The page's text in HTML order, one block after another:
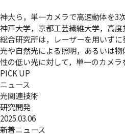
神大ら，単一カメラで高速動体を3
神戸大学，京都工芸繊維大学，高
総合研究所は，レーザーを用いず
光や自然光による照明，あるいは
性の低い光に対して，単一のカメ
PICK UP
ニュース
光関連技術
研究開発
2025.03.06
新着ニュース